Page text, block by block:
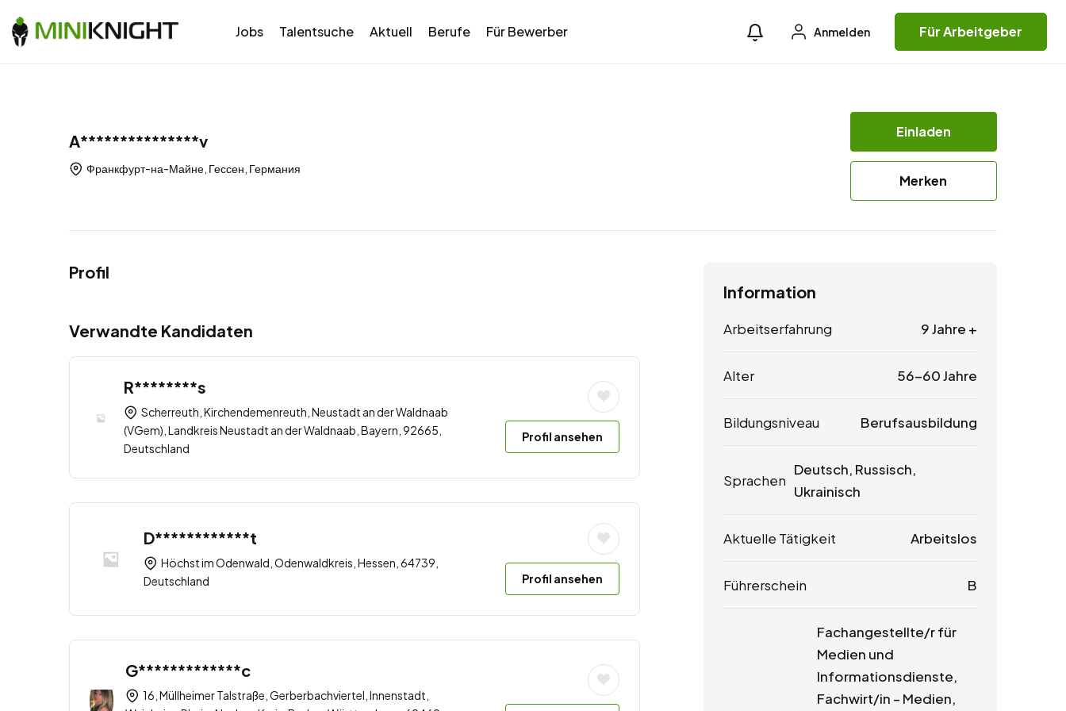
Jobs Talentsuche Aktuell Berufe Für Bewerber Anmelden Für Arbeitgeber
A***************v
Франкфурт-на-Майне, Гессен, Германия
Einladen
Merken
Profil
Verwandte Kandidaten
R********s
Scherreuth, Kirchendemenreuth, Neustadt an der Waldnaab
(VGem), Landkreis Neustadt an der Waldnaab, Bayern, 92665,
Deutschland
Profil ansehen
D************t
Höchst im Odenwald, Odenwaldkreis, Hessen, 64739,
Deutschland
Profil ansehen
G*************c
16, Müllheimer Talstraße, Gerberbachviertel, Innenstadt,
Information
Arbeitserfahrung 9 Jahre +
Alter 56-60 Jahre
Bildungsniveau Berufsausbildung
Sprachen
Deutsch, Russisch,
Ukrainisch
Aktuelle Tätigkeit Arbeitslos
Führerschein B
Fachangestellte/r für
Medien und
Informationsdienste,
Fachwirt/in – Medien,